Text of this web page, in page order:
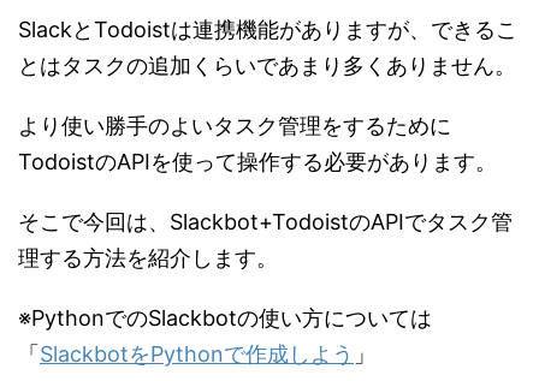
SlackとTodoistは連携機能がありますが、できるこ
とはタスクの追加くらいであまり多くありません。
より使い勝手のよいタスク管理をするために
TodoistのAPIを使って操作する必要があります。
そこで今回は、Slackbot+TodoistのAPIでタスク管
理する方法を紹介します。
※PythonでのSlackbotの使い方については
「 SlackbotをPythonで作成しよう 」